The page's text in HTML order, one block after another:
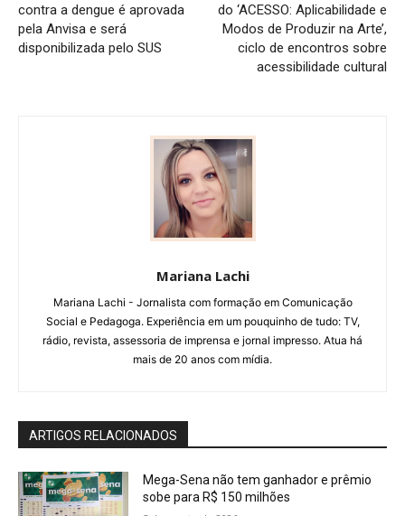
contra a dengue é aprovada
pela Anvisa e será
disponibilizada pelo SUS
do ‘ACESSO: Aplicabilidade e
Modos de Produzir na Arte’,
ciclo de encontros sobre
acessibilidade cultural
Mariana Lachi
Mariana Lachi - Jornalista com formação em Comunicação
Social e Pedagoga. Experiência em um pouquinho de tudo: TV,
rádio, revista, assessoria de imprensa e jornal impresso. Atua há
mais de 20 anos com mídia.
ARTIGOS RELACIONADOS
Mega-Sena não tem ganhador e prêmio
sobe para R$ 150 milhões